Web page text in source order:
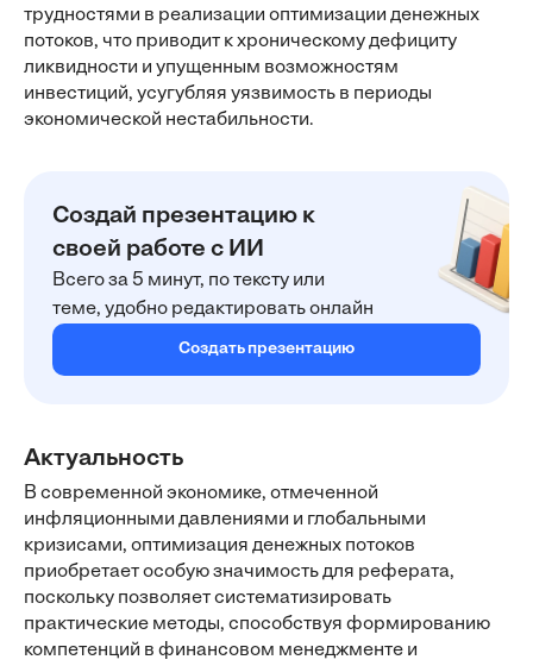
трудностями в реализации оптимизации денежных
потоков, что приводит к хроническому дефициту
ликвидности и упущенным возможностям
инвестиций, усугубляя уязвимость в периоды
экономической нестабильности.
Создай презентацию к
своей работе с ИИ
Всего за 5 минут, по тексту или
теме, удобно редактировать онлайн
Создать презентацию
Актуальность
В современной экономике, отмеченной
инфляционными давлениями и глобальными
кризисами, оптимизация денежных потоков
приобретает особую значимость для реферата,
поскольку позволяет систематизировать
практические методы, способствуя формированию
компетенций в финансовом менеджменте и